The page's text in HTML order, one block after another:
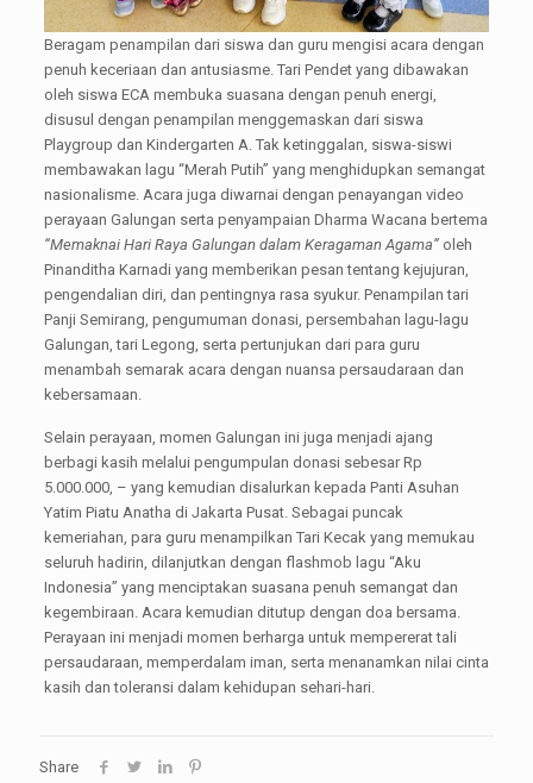
Beragam penampilan dari siswa dan guru mengisi acara dengan
penuh keceriaan dan antusiasme. Tari Pendet yang dibawakan
oleh siswa ECA membuka suasana dengan penuh energi,
disusul dengan penampilan menggemaskan dari siswa
Playgroup dan Kindergarten A. Tak ketinggalan, siswa-siswi
membawakan lagu “Merah Putih” yang menghidupkan semangat
nasionalisme. Acara juga diwarnai dengan penayangan video
perayaan Galungan serta penyampaian Dharma Wacana bertema
“Memaknai Hari Raya Galungan dalam Keragaman Agama”oleh
Pinanditha Karnadi yang memberikan pesan tentang kejujuran,
pengendalian diri, dan pentingnya rasa syukur. Penampilan tari
Panji Semirang, pengumuman donasi, persembahan lagu-lagu
Galungan, tari Legong, serta pertunjukan dari para guru
menambah semarak acara dengan nuansa persaudaraan dan
kebersamaan.
Selain perayaan, momen Galungan ini juga menjadi ajang
berbagi kasih melalui pengumpulan donasi sebesar Rp
5.000.000, – yang kemudian disalurkan kepada Panti Asuhan
Yatim Piatu Anatha di Jakarta Pusat. Sebagai puncak
kemeriahan, para guru menampilkan Tari Kecak yang memukau
seluruh hadirin, dilanjutkan dengan flashmob lagu “Aku
Indonesia” yang menciptakan suasana penuh semangat dan
kegembiraan. Acara kemudian ditutup dengan doa bersama.
Perayaan ini menjadi momen berharga untuk mempererat tali
persaudaraan, memperdalam iman, serta menanamkan nilai cinta
kasih dan toleransi dalam kehidupan sehari-hari.
Share